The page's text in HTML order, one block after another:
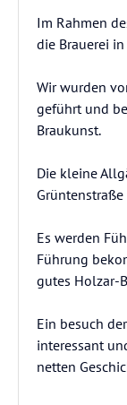
Im Rahmen
die Brauerei
Wir wurden
geführt und
Braukunst.
Die kleine
Es werden
Führung
gutes Holzar-
Ein besuch
interessant
netten